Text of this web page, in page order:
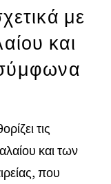
με
και
τις
και των
που